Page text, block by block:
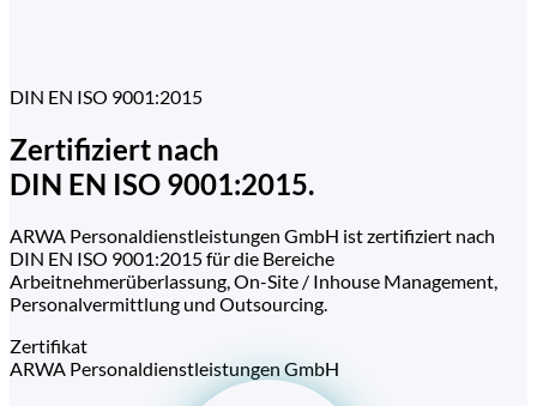
DIN EN ISO 9001:2015
Zertifiziert nach
DIN EN ISO 9001:2015.
ARWA Personaldienstleistungen GmbH ist zertifiziert nach
DIN EN ISO 9001:2015 für die Bereiche
Arbeitnehmerüberlassung, On-Site / Inhouse Management,
Personalvermittlung und Outsourcing.
Zertifikat
ARWA Personaldienstleistungen GmbH